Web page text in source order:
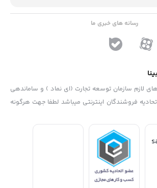
رسانه های خبری ما
لازم سازمان توسعه تجارت (ای نماد ) و ساماندهی
فروشندگان اینترنتی میباشد لطفا جهت هرگونه
از فرم "تماس با ما" استفاده نمایید . تلفن های